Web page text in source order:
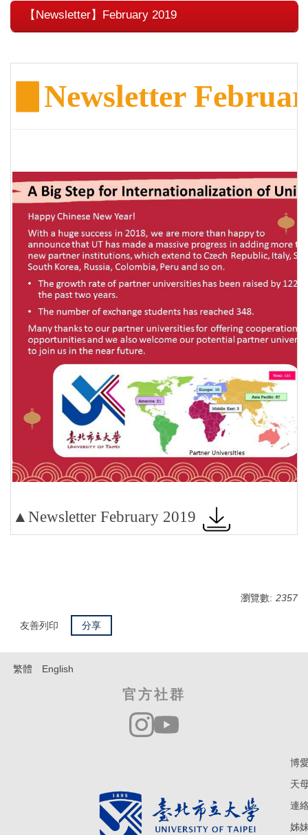
【Newsletter】February 2019
Newsletter
▲Newsletter February 2019
瀏覽數: 2357
友善列印 分享
繁體 English
官方社群
博
天
連
姊